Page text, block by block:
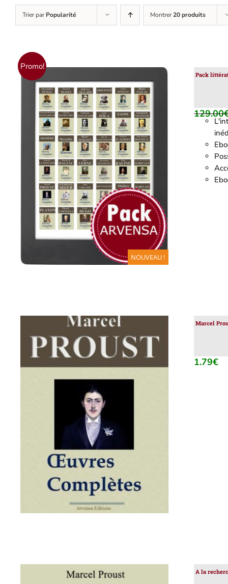
Trier parPopularité Montrer20 produits
Promo!
NOUVEAU !
AJOUTER AU PANIER / DÉTAILS
Pack
129.00
AJOUTER AU PANIER
Marcel
1.79€
A la